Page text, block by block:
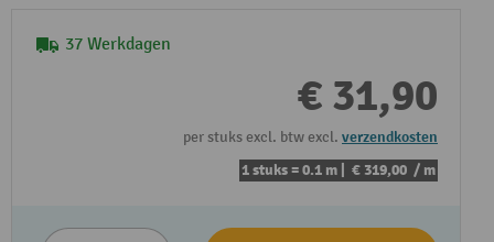
37 Werkdagen
€ 31,90
per stuks excl. btw excl. verzendkosten
1 stuks = 0.1 m | € 319,00 / m